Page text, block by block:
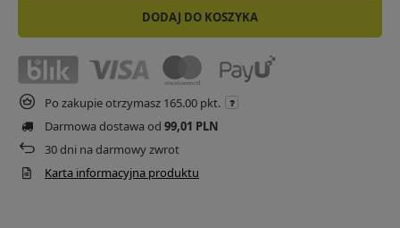
DODAJ DO KOSZYKA
Po zakupie otrzymasz 165.00 pkt.
Darmowa dostawa od 99,01 PLN
30dni na darmowy zwrot
Karta informacyjna produktu